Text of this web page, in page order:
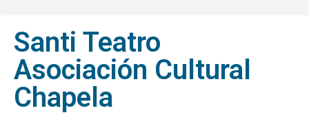
Santi Teatro
Asociación Cultural
Chapela